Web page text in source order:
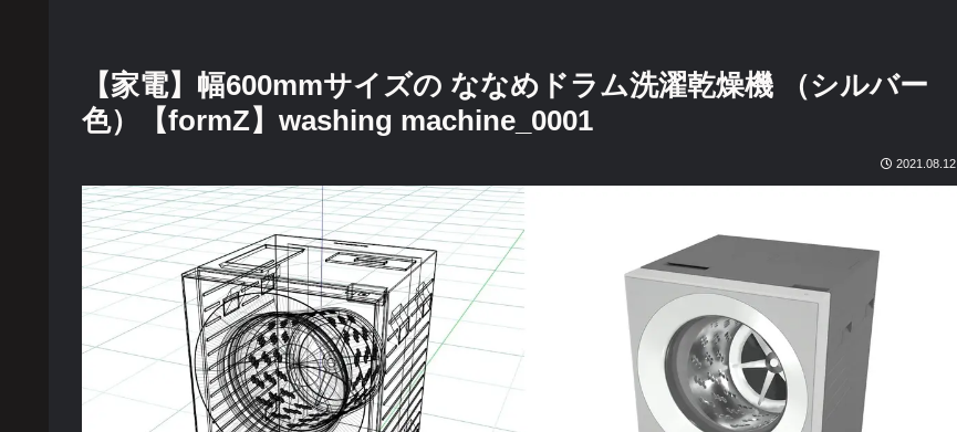
【家電】幅600mmサイズの ななめドラム洗濯乾燥機 （シルバー
色）【formZ】washing machine_0001
2021.08.12